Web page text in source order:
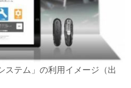
ステム」の利用イメージ（出